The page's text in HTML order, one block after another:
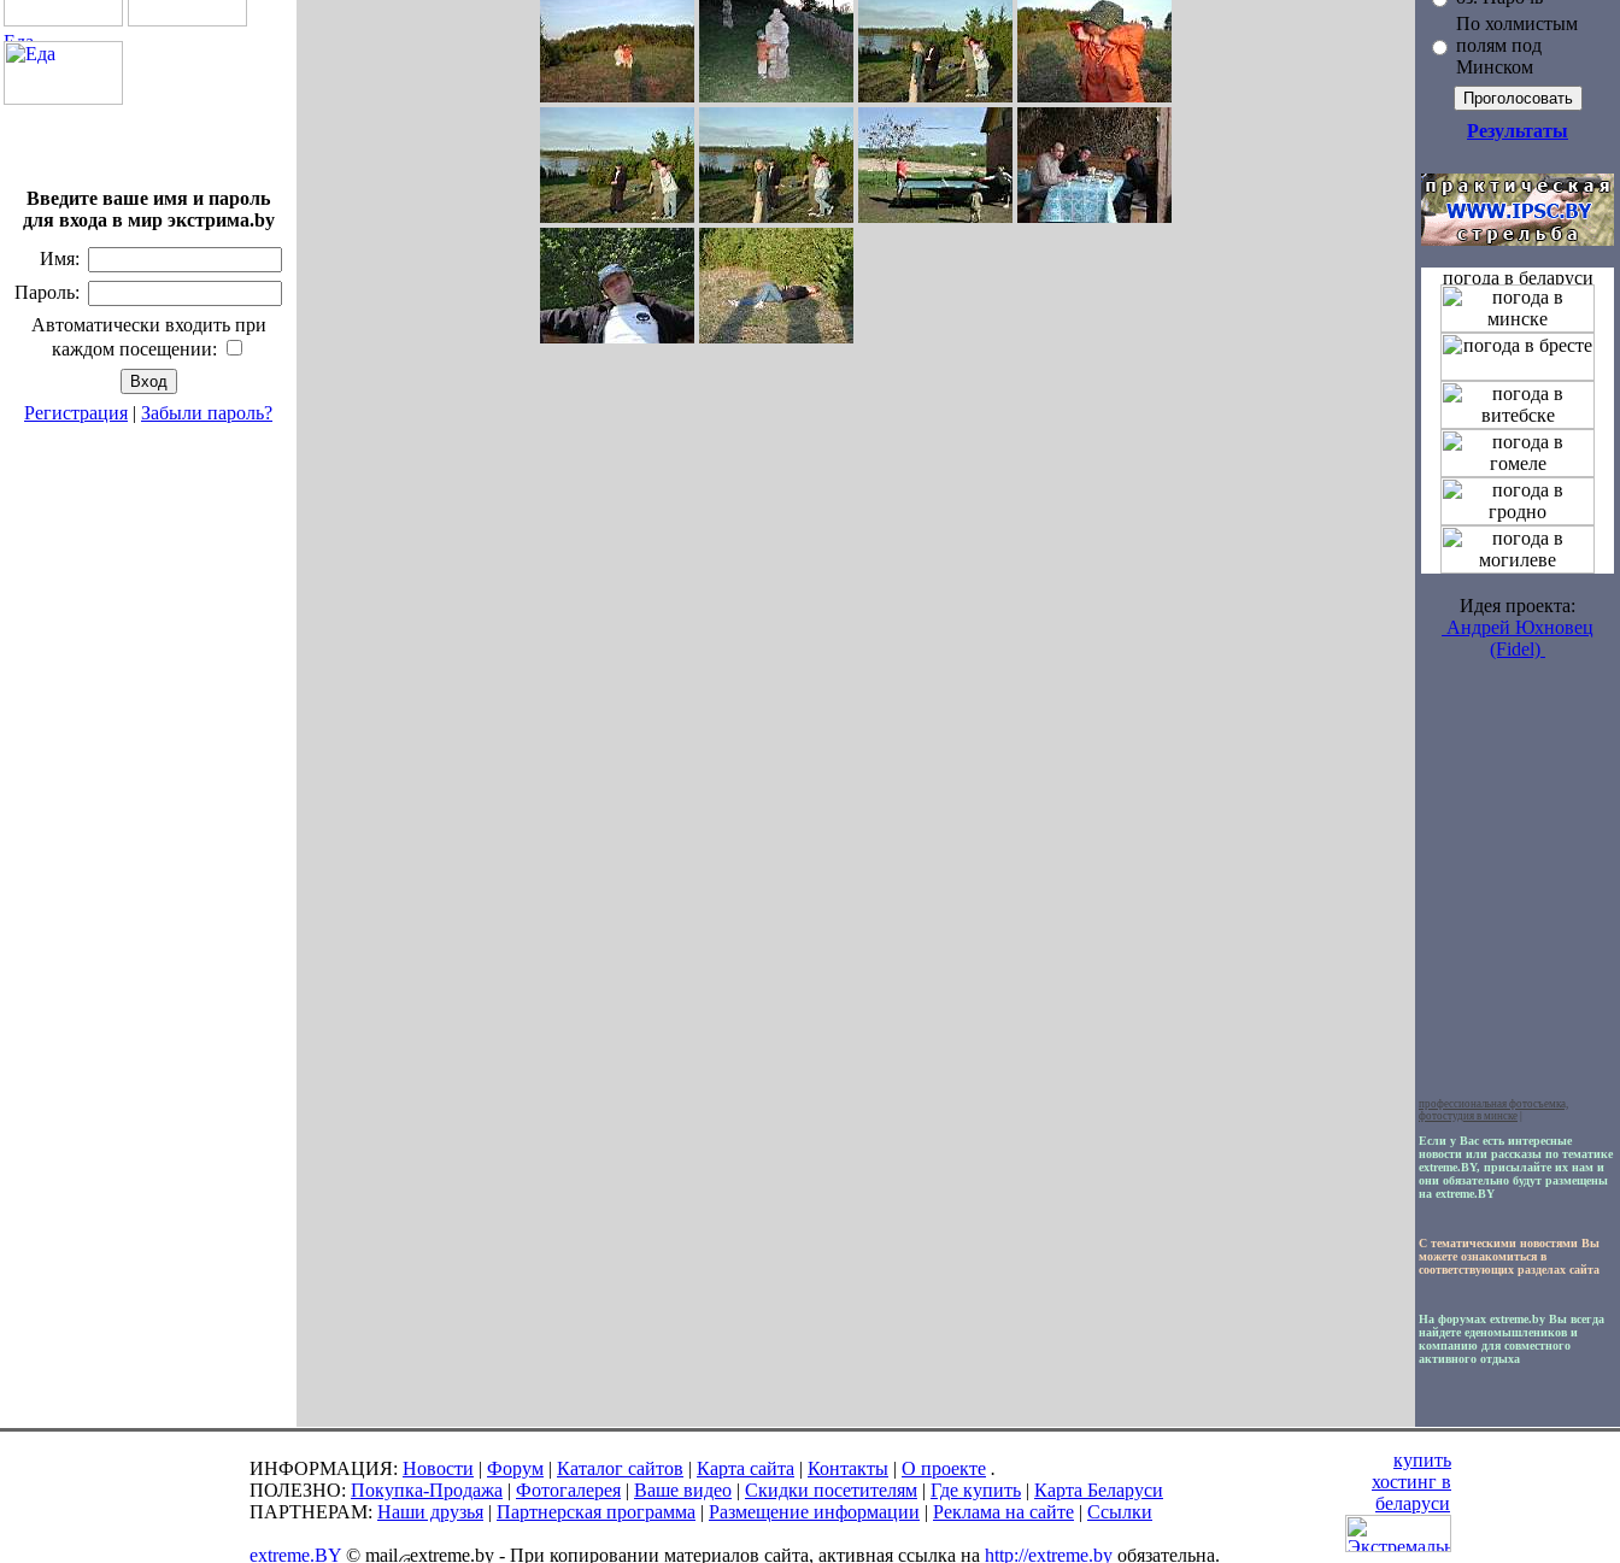
Введите ваше имя и пароль
для входа в мир экстрима.by
Имя:
Пароль:
Автоматически входить при
каждом посещении:
Регистрация | Забыли пароль?
По холмистым
полям под
Минском
Результаты
Идея проекта:
Андрей Юхновец
(Fidel)
профессиональная фотосъемка,
фотостудия в минске
Если у Вас есть интересные
новости или рассказы по тематике
extreme.BY, присылайте их нам и
они обязательно будут размещены
на extreme.BY
С тематическими новостями Вы
можете ознакомиться в
соответствующих разделах сайта
На форумах extreme.by Вы всегда
найдете еденомышлеников и
компанию для совместного
активного отдыха
ИНФОРМАЦИЯ: Новости | Форум | Каталог сайтов | Карта сайта | Контакты | О проекте .
ПОЛЕЗНО: Покупка-Продажа | Фотогалерея | Ваше видео | Скидки посетителям | Где купить | Карта Беларуси
ПАРТНЕРАМ: Наши друзья | Партнерская программа | Размещение информации | Реклама на сайте | Ссылки
extreme.BY © mail extreme.by - При копировании материалов сайта, активная ссылка на http://extreme.by обязательна.
купить
хостинг в
беларуси